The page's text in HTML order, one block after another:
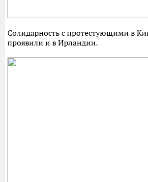
Солидарность с протестующими в
проявили и в Ирландии.